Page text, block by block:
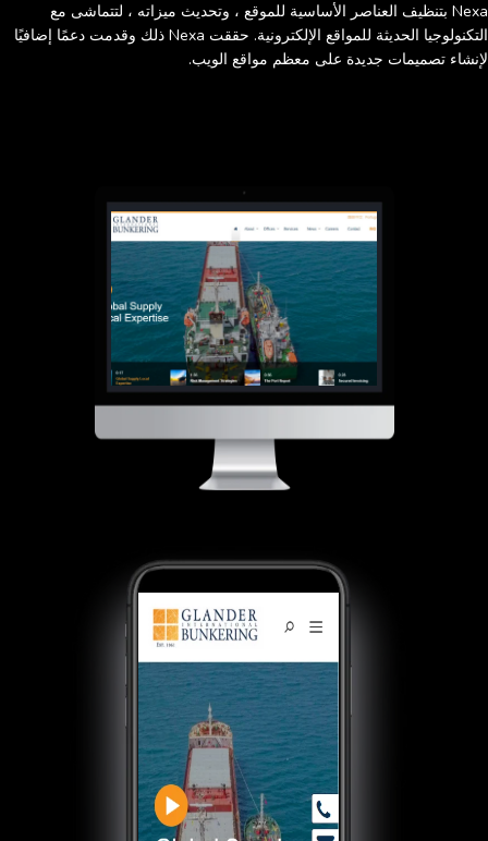
Nexa بتنظيف العناصر الأساسية للموقع ، وتحديث ميزاته ، لتتماشى مع
التكنولوجيا الحديثة للمواقع الإلكترونية. حققت Nexa ذلك وقدمت دعمًا إضافيًا
لإنشاء تصميمات جديدة على معظم مواقع الويب.